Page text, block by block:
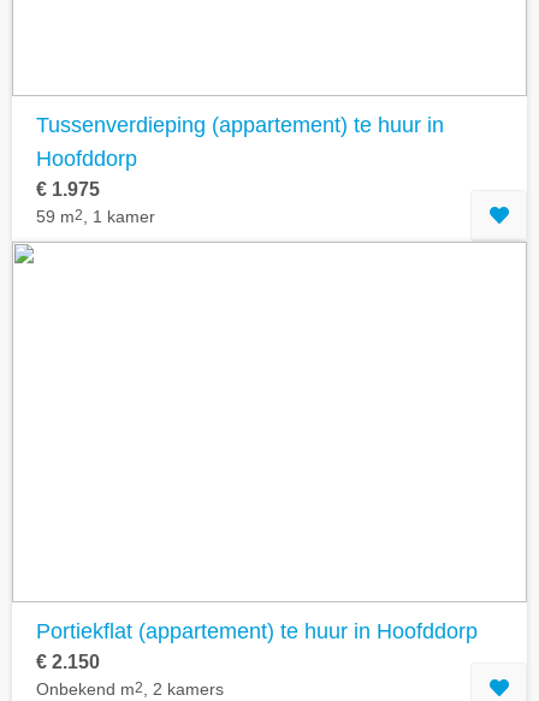
Tussenverdieping (appartement) te huur in
Hoofddorp
€ 1.975
59 m2 , 1 kamer
Portiekflat (appartement) te huur in Hoofddorp
€ 2.150
Onbekend m2 , 2 kamers